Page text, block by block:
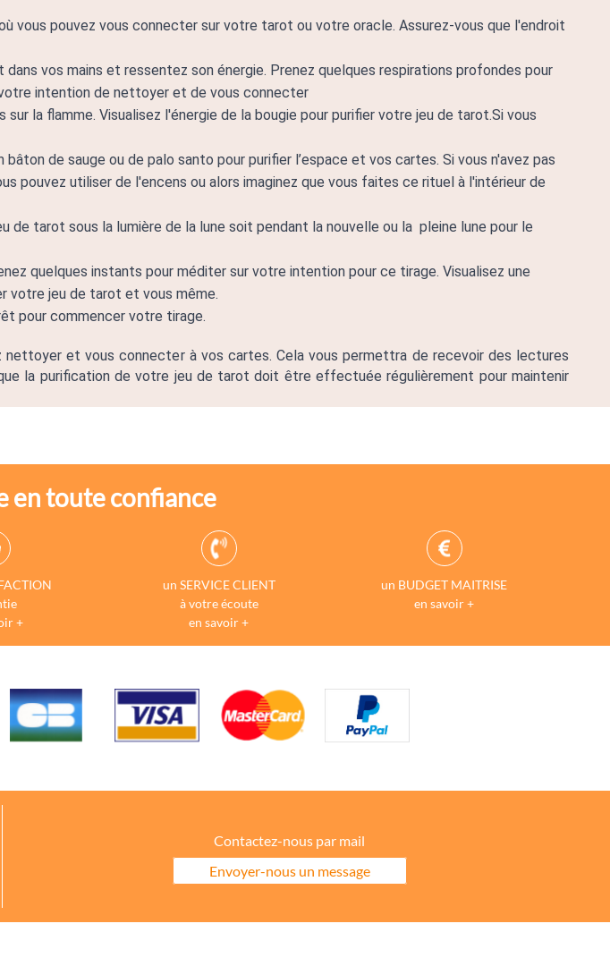
vous pouvez vous connecter sur votre tarot ou votre oracle. Assurez-vous que l'endroit
vos mains et ressentez son énergie. Prenez quelques respirations profondes pour
intention de nettoyer et de vous connecter
la flamme. Visualisez l'énergie de la bougie pour purifier votre jeu de tarot.Si vous
de sauge ou de palo santo pour purifier l’espace et vos cartes. Si vous n'avez pas
pouvez utiliser de l'encens ou alors imaginez que vous faites ce rituel à l'intérieur de
de tarot sous la lumière de la lune soit pendant la nouvelle ou la  pleine lune pour le
quelques instants pour méditer sur votre intention pour ce tirage. Visualisez une
votre jeu de tarot et vous même.
pour commencer votre tirage.
nettoyer et vous connecter à vos cartes. Cela vous permettra de recevoir des lectures
la purification de votre jeu de tarot doit être effectuée régulièrement pour maintenir
en toute confiance
+
un SERVICE CLIENT
à votre écoute
en savoir +
un BUDGET MAITRISE
en savoir +
Contactez-nous par mail
Envoyer-nous un message